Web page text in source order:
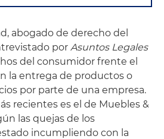
abogado de derecho del
por Asuntos Legales
del consumidor frente el
la entrega de productos o
por parte de una empresa.
recientes es el de Muebles &
las quejas de los
incumpliendo con la